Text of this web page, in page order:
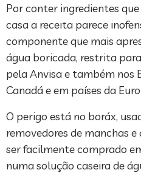
Por conter ingredientes
casa a receita parece
componente que mais
água boricada, restrita
pela Anvisa e também nos
Canadá e em países da
O perigo está no boráx,
removedores de manchas
ser facilmente comprado
numa solução caseira de